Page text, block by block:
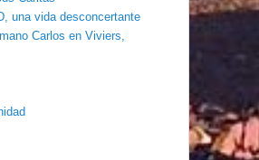
una vida desconcertante
Carlos en Viviers,